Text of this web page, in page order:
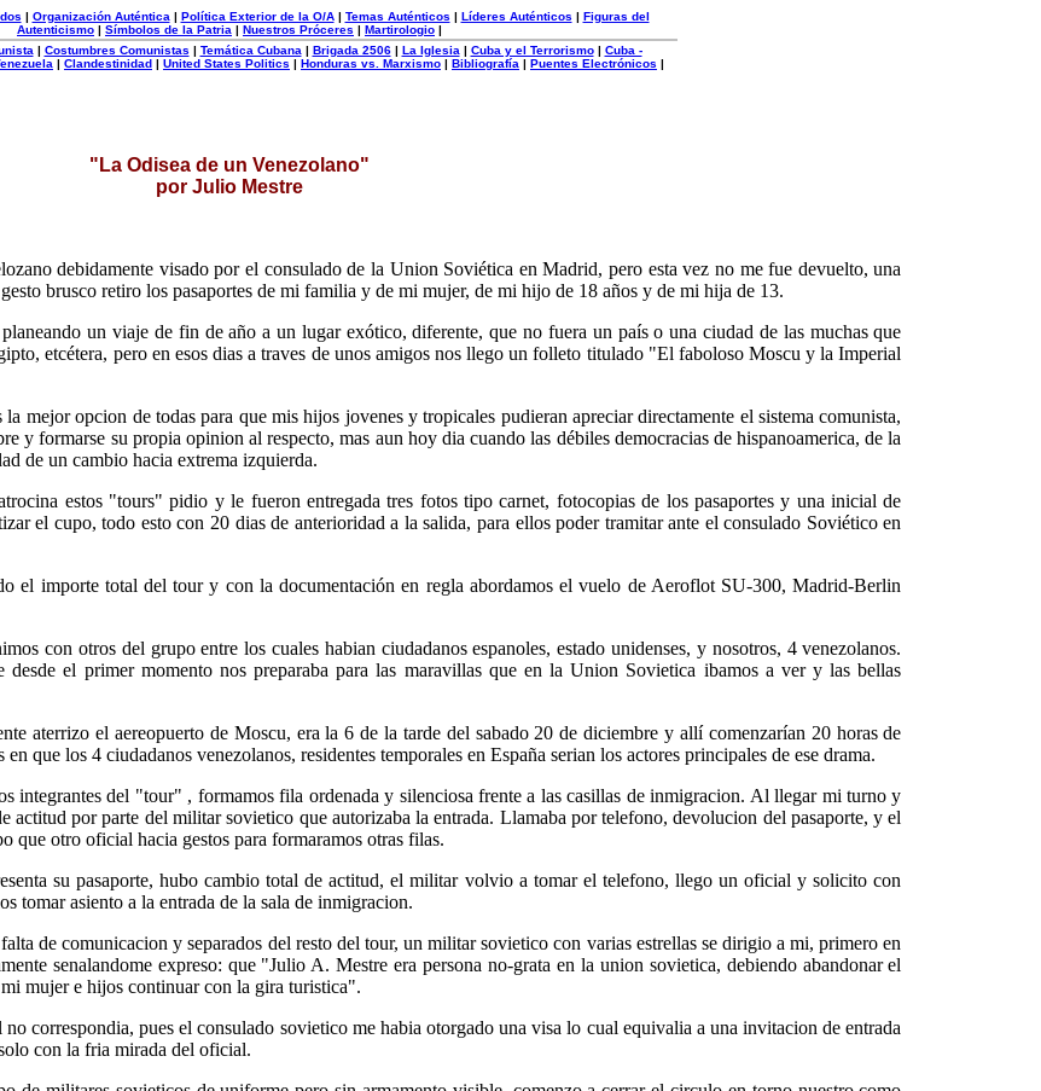
| Organización Auténtica | Política Exterior de la O/A| Temas Auténticos | Líderes Auténticos | Figuras del
Autenticismo | Símbolos de la Patria | Nuestros Próceres | Martirologio |
| Costumbres Comunistas | Temática Cubana | Brigada 2506| La Iglesia | Cuba y el Terrorismo| Cuba -
| Clandestinidad | United States Politics | Honduras vs. Marxismo | Bibliografía | Puentes Electrónicos |
"La Odisea de un Venezolano"
por Julio Mestre
debidamente visado por el consulado de la Union Soviética en Madrid, pero esta vez no me fue devuelto, una
brusco retiro los pasaportes de mi familia y de mi mujer, de mi hijo de 18 años y de mi hija de 13.
planeando un viaje de fin de año a un lugar exótico, diferente, que no fuera un país o una ciudad de las muchas que
etcétera, pero en esos dias a traves de unos amigos nos llego un folleto titulado "El faboloso Moscu y la Imperial
mejor opcion de todas para que mis hijos jovenes y tropicales pudieran apreciar directamente el sistema comunista,
y formarse su propia opinion al respecto, mas aun hoy dia cuando las débiles democracias de hispanoamerica, de la
de un cambio hacia extrema izquierda.
estos "tours" pidio y le fueron entregada tres fotos tipo carnet, fotocopias de los pasaportes y una inicial de
el cupo, todo esto con 20 dias de anterioridad a la salida, para ellos poder tramitar ante el consulado Soviético en
el importe total del tour y con la documentación en regla abordamos el vuelo de Aeroflot SU-300, Madrid-Berlin
con otros del grupo entre los cuales habian ciudadanos espanoles, estado unidenses, y nosotros, 4 venezolanos.
el primer momento nos preparaba para las maravillas que en la Union Sovietica ibamos a ver y las bellas
aterrizo el aereopuerto de Moscu, era la 6 de la tarde del sabado 20 de diciembre y allí comenzarían 20 horas de
que los 4 ciudadanos venezolanos, residentes temporales en España serian los actores principales de ese drama.
integrantes del "tour" , formamos fila ordenada y silenciosa frente a las casillas de inmigracion. Al llegar mi turno y
actitud por parte del militar sovietico que autorizaba la entrada. Llamaba por telefono, devolucion del pasaporte, y el
que otro oficial hacia gestos para formaramos otras filas.
su pasaporte, hubo cambio total de actitud, el militar volvio a tomar el telefono, llego un oficial y solicito con
tomar asiento a la entrada de la sala de inmigracion.
de comunicacion y separados del resto del tour, un militar sovietico con varias estrellas se dirigio a mi, primero en
senalandome expreso: que "Julio A. Mestre era persona no-grata en la union sovietica, debiendo abandonar el
mujer e hijos continuar con la gira turistica".
correspondia, pues el consulado sovietico me habia otorgado una visa lo cual equivalia a una invitacion de entrada
con la fria mirada del oficial.